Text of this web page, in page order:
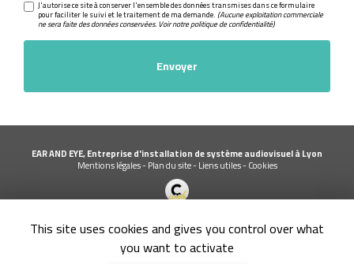
J'autorise ce site à conserver l'ensemble des données transmises dans ce formulaire
pour faciliter le suivi et le traitement de ma demande. (Aucune exploitation commerciale
ne sera faite des données conservées. Voir notrepolitique de confidentialité)
EAR AND EYE, Entreprise d'installation de système audiovisuel à Lyon
Mentions légales-Plan du site-Liens utiles-Cookies
Demande de Devis
This site uses cookies and gives you control over what
you want to activate